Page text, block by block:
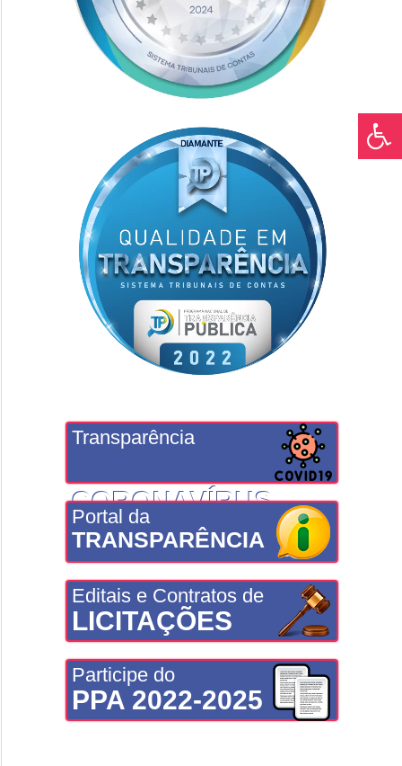
Transparência
CORONAVÍRUS
Portal da
TRANSPARÊNCIA
Editais e Contratos de
LICITAÇÕES
Participe do
PPA 2022-2025